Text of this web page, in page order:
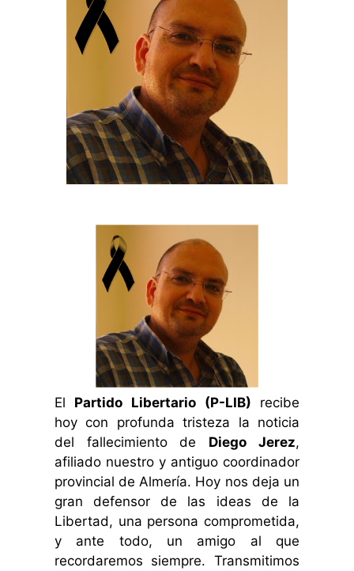
El Partido Libertario (P-LIB) recibe
hoy con profunda tristeza la noticia
del fallecimiento de Diego Jerez,
afiliado nuestro y antiguo coordinador
provincial de Almería. Hoy nos deja un
gran defensor de las ideas de la
Libertad, una persona comprometida,
y ante todo, un amigo al que
recordaremos siempre. Transmitimos